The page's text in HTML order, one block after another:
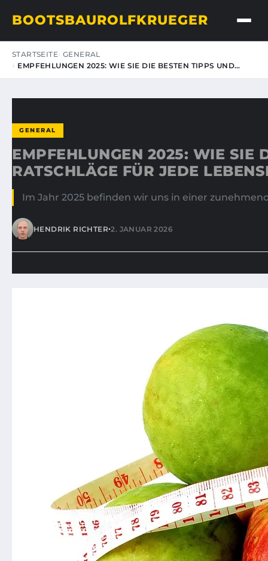
BOOTSBAUROLFKRUEGER
STARTSEITE GENERAL
EMPFEHLUNGEN 2025: WIE SIE DIE BESTEN TIPPS UND…
GENERAL
EMPFEHLUNGEN 2025: WIE SIE
RATSCHLÄGE FÜR JEDE
Im Jahr 2025 befinden wir uns in einer
HENDRIK RICHTER•2. JANUAR 2026